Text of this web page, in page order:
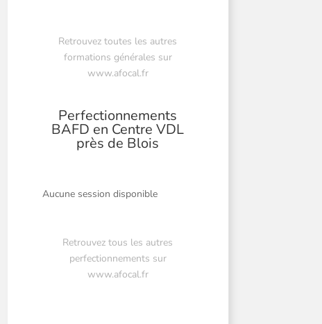
Retrouvez toutes les autres
formations générales sur
www.afocal.fr
Perfectionnements
BAFD en Centre VDL
près de Blois
Aucune session disponible
Retrouvez tous les autres
perfectionnements sur
www.afocal.fr